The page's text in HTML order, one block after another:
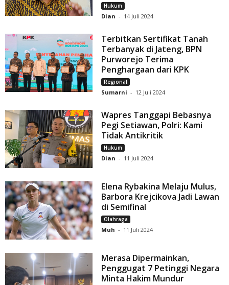
Hukum
Dian - 14 Juli 2024
Terbitkan Sertifikat Tanah
Terbanyak di Jateng, BPN
Purworejo Terima
Penghargaan dari KPK
Regional
Sumarni - 12 Juli 2024
Wapres Tanggapi Bebasnya
Pegi Setiawan, Polri: Kami
Tidak Antikritik
Hukum
Dian - 11 Juli 2024
Elena Rybakina Melaju Mulus,
Barbora Krejcikova Jadi Lawan
di Semifinal
Olahraga
Muh - 11 Juli 2024
Merasa Dipermainkan,
Penggugat 7 Petinggi Negara
Minta Hakim Mundur